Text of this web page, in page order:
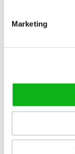
Marketing